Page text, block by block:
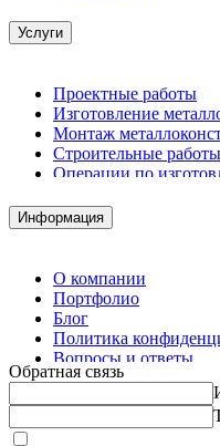
Услуги
Проектные работы
Изготовление
Монтаж
Строительные работы
Операции по
Комплектация
Изготовление
Информация
О компании
Портфолио
Блог
Политика
Вопросы и ответы
Контакты
Обратная связь